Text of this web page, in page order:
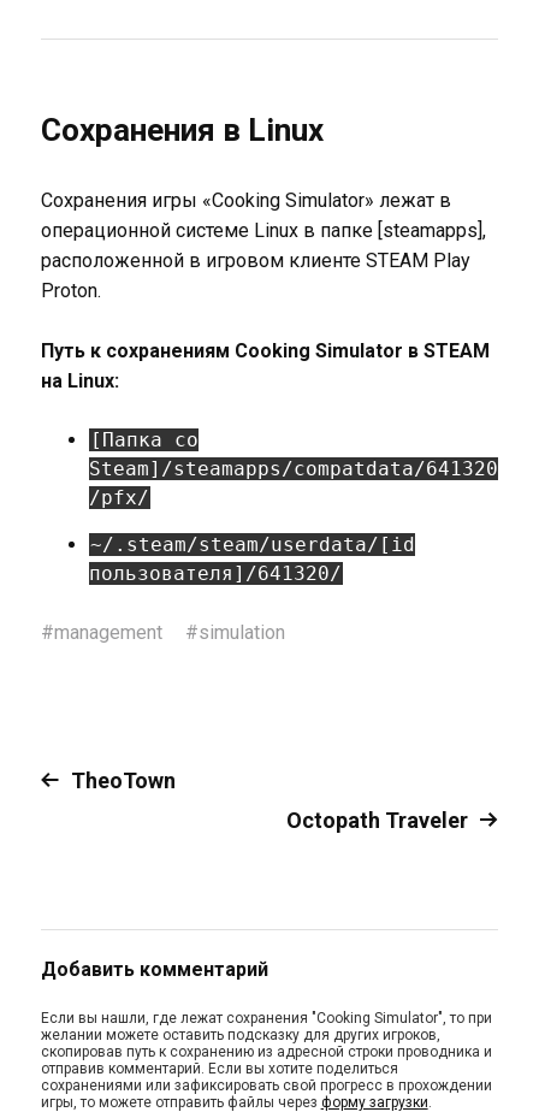
Сохранения в Linux
Сохранения игры «Cooking Simulator» лежат в
операционной системе Linux в папке [steamapps],
расположенной в игровом клиенте STEAM Play
Proton.
Путь к сохранениям Cooking Simulator в STEAM
на Linux:
[Папка со
Steam]/steamapps/compatdata/641320
/pfx/
~/.steam/steam/userdata/[id
пользователя]/641320/
#management #simulation
TheoTown
Octopath Traveler
Добавить комментарий
Если вы нашли, где лежат сохранения "Cooking Simulator", то при
желании можете оставить подсказку для других игроков,
скопировав путь к сохранению из адресной строки проводника и
отправив комментарий. Если вы хотите поделиться
сохранениями или зафиксировать свой прогресс в прохождении
игры, то можете отправить файлы через форму загрузки.